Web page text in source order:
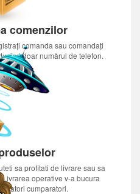
comenzilor
comanda sau comandați
doar numărul de telefon.
sa profitati de livrare sau sa
operative v-a bucura
cumparatori.